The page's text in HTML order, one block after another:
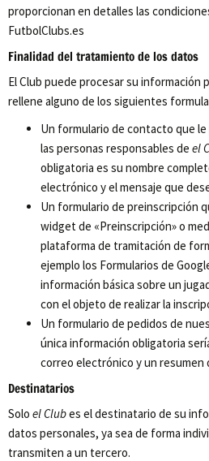
proporcionan en detalles las
FutbolClubs.es
Finalidad del tratamiento de los datos
El Club puede procesar su información
rellene alguno de los siguientes
Un formulario de contacto que
las personas responsables de el
obligatoria es su nombre
electrónico y el mensaje que
Un formulario de preinscripción
widget de «Preinscripción» o
plataforma de tramitación de
ejemplo los Formularios de
información básica sobre un
con el objeto de realizar la
Un formulario de pedidos de
única información obligatoria
correo electrónico y un resumen
Destinatarios
Solo el Clubes el destinatario de su
datos personales, ya sea de forma
transmiten a un tercero.